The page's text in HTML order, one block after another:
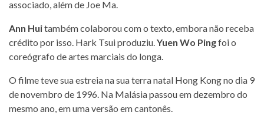
associado, além de Joe Ma.
Ann Huitambém colaborou com o texto, embora não receba
crédito por isso. Hark Tsui produziu.Yuen Wo Pingfoi o
coreógrafo de artes marciais do longa.
O filme teve sua estreia na sua terra natal Hong Kong no dia 9
de novembro de 1996. Na Malásia passou em dezembro do
mesmo ano, em uma versão em cantonês.